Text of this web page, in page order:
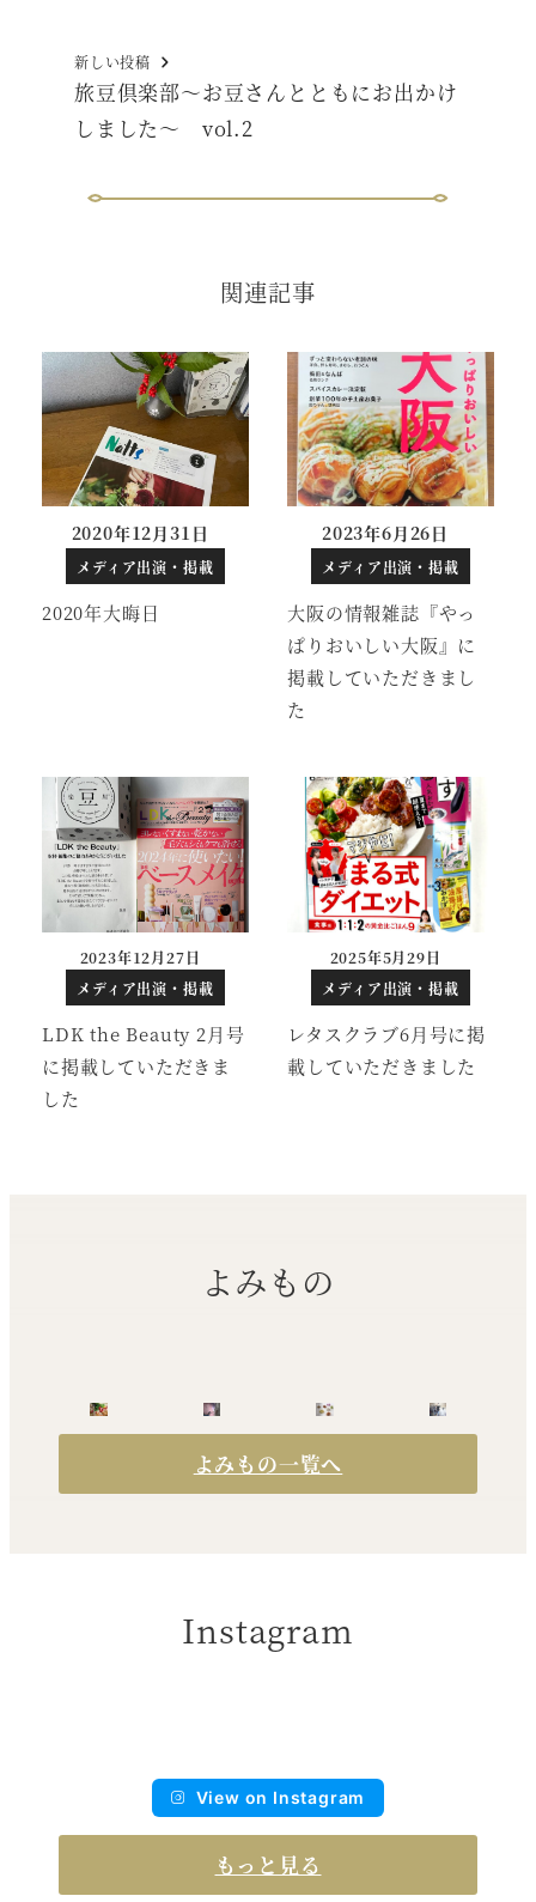
新しい投稿
旅豆倶楽部～お豆さんとともにお出かけ
しました～ vol.2
関連記事
2020年大晦日
投稿日
2020年12月31日
メディア出演・掲載
大阪の情報雑誌『やっ
ぱりおいしい大阪』に
掲載していただきまし
た
投稿日
2023年6月26日
メディア出演・掲載
LDK the Beauty 2月号
に掲載していただきま
した
2023年12月27日
メディア出演・掲載
レタスクラブ6月号に掲
載していただきました
2025年5月29日
メディア出演・掲載
よみもの
よみもの一覧へ
Instagram
View on Instagram
もっと見る